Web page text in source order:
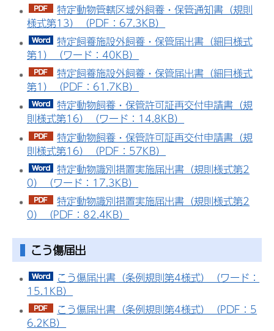
特定動物管轄区域外飼養・保管通知書（規則
様式第13）（PDF：67.3KB）
特定飼養施設外飼養・保管届出書（細目様式
第1）（ワード：40KB）
特定飼養施設外飼養・保管届出書（細目様式
第1）（PDF：61.7KB）
特定動物飼養・保管許可証再交付申請書（規
則様式第16）（ワード：14.8KB）
特定動物飼養・保管許可証再交付申請書（規
則様式第16）（PDF：57KB）
特定動物識別措置実施届出書（規則様式第2
0）（ワード：17.3KB）
特定動物識別措置実施届出書（規則様式第2
0）（PDF：82.4KB）
こう傷届出
こう傷届出書（条例規則第4様式）（ワード：
15.1KB）
こう傷届出書（条例規則第4様式）（PDF：5
6.2KB）